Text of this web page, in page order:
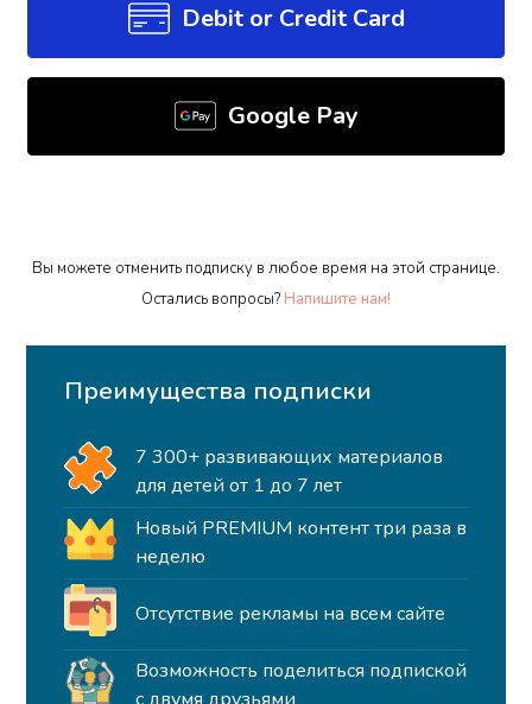
Debit or Credit Card
Google Pay
Вы можете отменить подписку в любое время на этой странице.
Остались вопросы? Напишите нам!
Преимущества подписки
7 300+ развивающих материалов
для детей от 1 до 7 лет
Новый PREMIUM контент три раза в
неделю
Отсутствие рекламы на всем сайте
Возможность поделиться подпиской